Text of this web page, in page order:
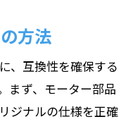
方法
、互換性を確保する
まず、モーター部品
ジナルの仕様を正確